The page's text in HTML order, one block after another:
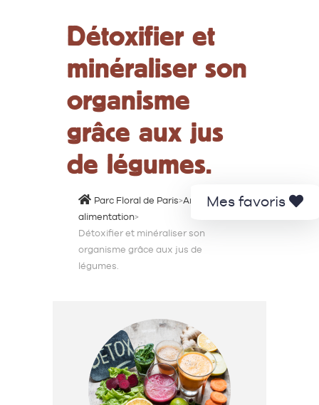
Détoxifier et
minéraliser son
organisme
grâce aux jus
de légumes.
Parc Floral de Paris>Animations>
alimentation>
Détoxifier et minéraliser son
organisme grâce aux jus de
légumes.
Mes favoris